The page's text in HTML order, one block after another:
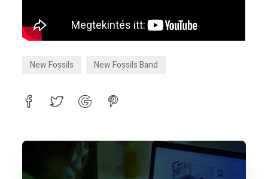
New Fossils New Fossils Band